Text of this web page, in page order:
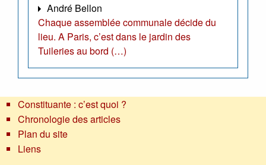
André Bellon
Chaque assemblée communale décide du
lieu. A Paris, c’est dans le jardin des
Tuileries au bord (…)
Constituante : c’est quoi ?
Chronologie des articles
Plan du site
Liens